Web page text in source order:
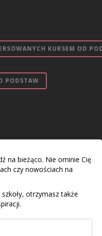
KURSEM OD
PODSTAW
na bieżąco. Nie ominie Cię
czy nowościach na
otrzymasz także